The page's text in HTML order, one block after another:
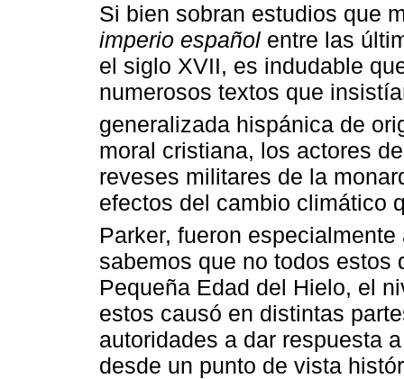
Si bien sobran estudios que
imperio español entre las
el siglo XVII, es indudable
numerosos textos que
generalizada hispánica de
moral cristiana, los actores
reveses militares de la
efectos del cambio climático
Parker, fueron
sabemos que no todos estos
Pequeña Edad del Hielo, el
estos causó en distintas
autoridades a dar respuesta
desde un punto de vista